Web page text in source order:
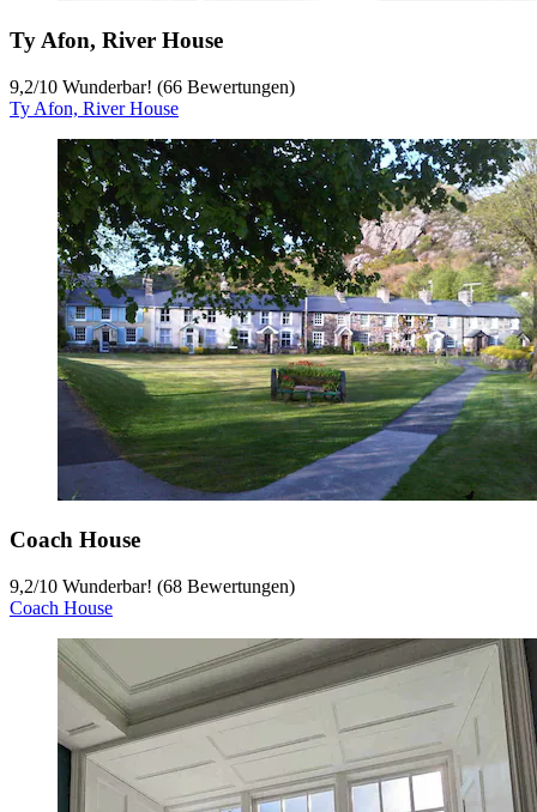
Ty Afon, River House
9,2/10 Wunderbar! (66 Bewertungen)
Ty Afon, River House
Coach House
9,2/10 Wunderbar! (68 Bewertungen)
Coach House